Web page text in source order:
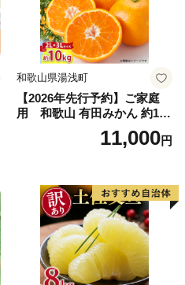
和歌山県湯浅町
【2026年先行予約】ご家庭
用 和歌山 有田みかん 約10k
g (2L、3Lサイズ)【湯浅町】
11,000円